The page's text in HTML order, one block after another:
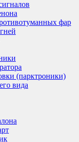
фар
(парктроники)
вида